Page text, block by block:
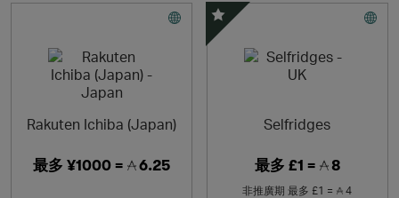
Rakuten Ichiba (Japan)
最多 ¥1000 = 6.25
Selfridges
最多 £1 = 8
非推廣期 最多 £1 = 4
精選優惠